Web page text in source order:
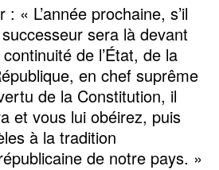
: « L’année prochaine, s’il
sera là devant
de l’État, de la
en chef suprême
de la Constitution, il
et vous lui obéirez, puis
à la tradition
de notre pays. »